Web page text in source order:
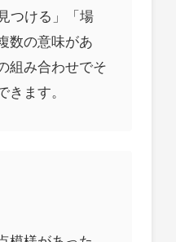
つける」「場
数の意味があ
組み合わせでそ
きます。